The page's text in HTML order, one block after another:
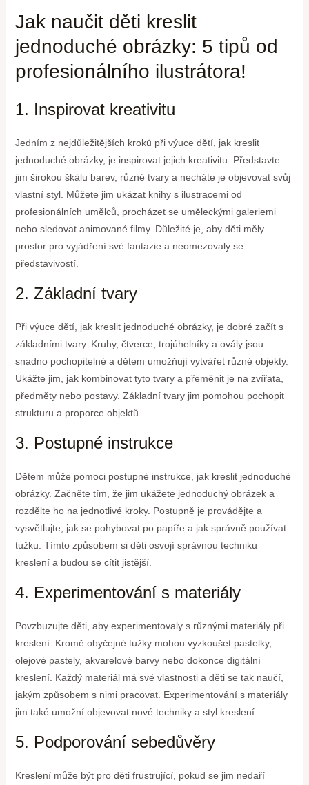
Jak naučit děti kreslit
jednoduché obrázky: 5 tipů od
profesionálního ilustrátora!
1. Inspirovat kreativitu
Jedním z nejdůležitějších kroků při výuce dětí, jak kreslit
jednoduché obrázky, je inspirovat jejich kreativitu. Představte
jim širokou škálu barev, různé tvary a necháte je objevovat svůj
vlastní styl. Můžete jim ukázat knihy s ilustracemi od
profesionálních umělců, procházet se uměleckými galeriemi
nebo sledovat animované filmy. Důležité je, aby děti měly
prostor pro vyjádření své fantazie a neomezovaly se
představivostí.
2. Základní tvary
Při výuce dětí, jak kreslit jednoduché obrázky, je dobré začít s
základními tvary. Kruhy, čtverce, trojúhelníky a ovály jsou
snadno pochopitelné a dětem umožňují vytvářet různé objekty.
Ukážte jim, jak kombinovat tyto tvary a přeměnit je na zvířata,
předměty nebo postavy. Základní tvary jim pomohou pochopit
strukturu a proporce objektů.
3. Postupné instrukce
Dětem může pomoci postupné instrukce, jak kreslit jednoduché
obrázky. Začněte tím, že jim ukážete jednoduchý obrázek a
rozdělte ho na jednotlivé kroky. Postupně je provádějte a
vysvětlujte, jak se pohybovat po papíře a jak správně používat
tužku. Tímto způsobem si děti osvojí správnou techniku
kreslení a budou se cítit jistější.
4. Experimentování s materiály
Povzbuzujte děti, aby experimentovaly s různými materiály při
kreslení. Kromě obyčejné tužky mohou vyzkoušet pastelky,
olejové pastely, akvarelové barvy nebo dokonce digitální
kreslení. Každý materiál má své vlastnosti a děti se tak naučí,
jakým způsobem s nimi pracovat. Experimentování s materiály
jim také umožní objevovat nové techniky a styl kreslení.
5. Podporování sebedůvěry
Kreslení může být pro děti frustrující, pokud se jim nedaří